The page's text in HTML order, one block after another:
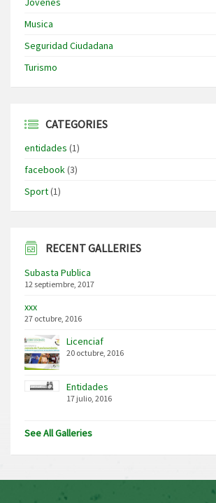
Musica
Seguridad Ciudadana
Turismo
CATEGORIES
entidades (1)
facebook(3)
Sport(1)
RECENT GALLERIES
Subasta Publica
12 septiembre, 2017
xxx
27 octubre, 2016
Licenciaf
20 octubre, 2016
Entidades
17 julio, 2016
See All Galleries